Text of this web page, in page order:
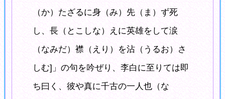
（か）たざるに身（み）先（ま）ず死
し、長（とこしな）えに英雄をして涙
（なみだ）襟（えり）を沾（うるお）さ
しむ]」の句を吟ぜり、李白に至りては即
ち曰く、彼や真に千古の一人也（な